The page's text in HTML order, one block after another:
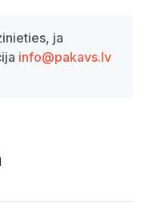
ja
info@pakavs.lv